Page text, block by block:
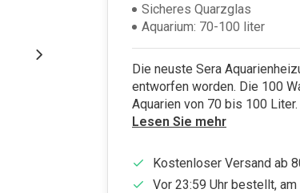
Sicheres Quarzglas
Aquarium: 70-100 liter
Die neuste Sera
entworfen worden. Die 100
Aquarien von 70 bis 100 Liter.
Lesen Sie mehr
Kostenloser Versand ab
Vor 23:59 Uhr bestellt,